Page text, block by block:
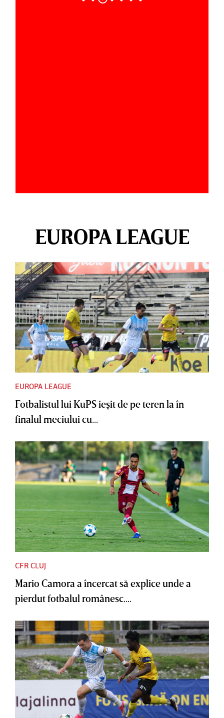
EUROPA LEAGUE
EUROPA LEAGUE
Fotbalistul lui KuPS ieşit de pe teren la în
finalul meciului cu...
CFR CLUJ
Mario Camora a încercat să explice unde a
pierdut fotbalul românesc....